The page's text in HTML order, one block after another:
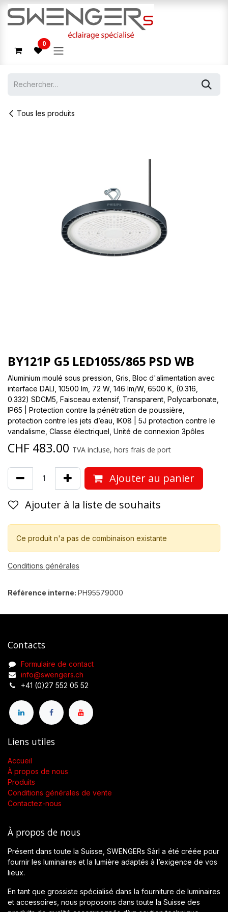
Se rendre au contenu
0
Tous les produits
BY121P G5 LED105S/865 PSD WB
Aluminium moulé sous pression, Gris, Bloc d'alimentation avec
interface DALI, 10500 lm, 72 W, 146 lm/W, 6500 K, (0.316,
0.332) SDCM5, Faisceau extensif, Transparent, Polycarbonate,
IP65 | Protection contre la pénétration de poussière,
protection contre les jets d’eau, IK08 | 5J protection contre le
vandalisme, Classe électriqueI, Unité de connexion 3pôles
CHF 483.00 TVA incluse, hors frais de port
Ajouter au panier
Ajouter à la liste de souhaits
Ce produit n'a pas de combinaison existante
Conditions générales
Référence interne: PH95579000
Contacts
Formulaire de contact
info@swengers.ch
+41 (0)27 552 05 52
Liens utiles
Accueil
À propos de nous
Produits
Conditions générales de vente
Contactez-nous
À propos de nous
Présent dans toute la Suisse, SWENGERs Sàrl a été créée pour
fournir les luminaires et la lumière adaptés à l’exigence de vos
lieux.
En tant que grossiste spécialisé dans la fourniture de luminaires
et accessoires, nous proposons dans toute la Suisse des